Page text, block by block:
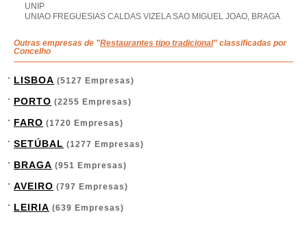
UNIP
UNIAO FREGUESIAS CALDAS VIZELA SAO MIGUEL JOAO, BRAGA
Outras empresas de "Restaurantes tipo tradicional" classificadas por
Concelho
LISBOA (5127 Empresas)
PORTO (2255 Empresas)
FARO (1720 Empresas)
SETÚBAL (1277 Empresas)
BRAGA (951 Empresas)
AVEIRO (797 Empresas)
LEIRIA (639 Empresas)